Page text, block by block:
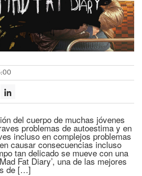
del cuerpo de muchas jóvenes
problemas de autoestima y en
incluso en complejos problemas
causar consecuencias incluso
tan delicado se mueve con una
Fat Diary’, una de las mejores
de […]